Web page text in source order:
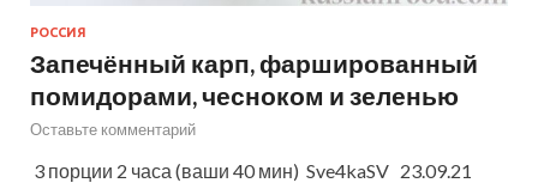
РОССИЯ
Запечённый карп, фаршированный
помидорами, чесноком и зеленью
Оставьте комментарий
3 порции 2 часа (ваши 40 мин) Sve4kaSV 23.09.21